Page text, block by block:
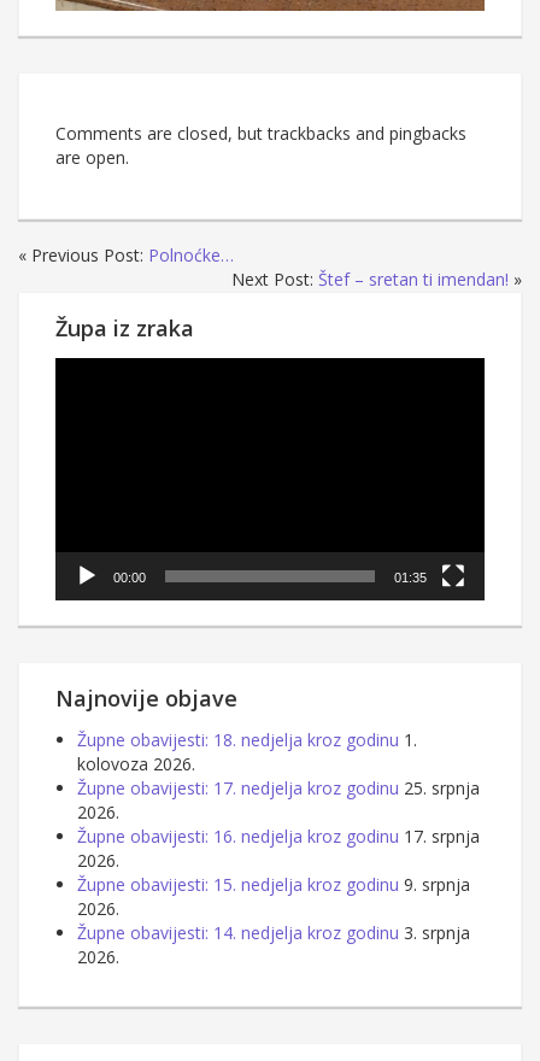
Comments are closed, but trackbacks and pingbacks
are open.
« Previous Post: Polnoćke…
Next Post: Štef – sretan ti imendan! »
Župa iz zraka
00:00 01:35
Najnovije objave
Župne obavijesti: 18. nedjelja kroz godinu 1.
kolovoza 2026.
Župne obavijesti: 17. nedjelja kroz godinu 25. srpnja
2026.
Župne obavijesti: 16. nedjelja kroz godinu 17. srpnja
2026.
Župne obavijesti: 15. nedjelja kroz godinu 9. srpnja
2026.
Župne obavijesti: 14. nedjelja kroz godinu 3. srpnja
2026.